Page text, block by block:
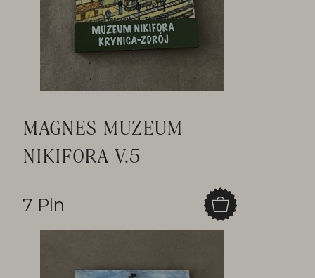
MAGNES MUZEUM
NIKIFORA V.5
7 Pln